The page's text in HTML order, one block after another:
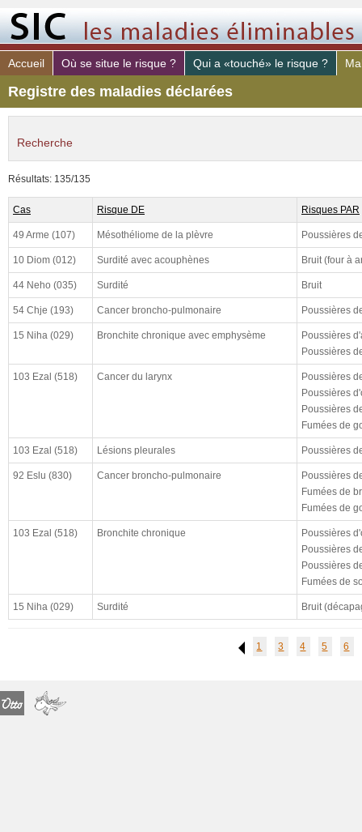
Accueil Où se situe le risque ? Qui a «touché» le risque ?
Registre des maladies déclarées
Recherche
maladie déclaré
risque PAR
poste de travail
constaté (de)
constaté (à)
declaré (de)
declaré (à)
cloturé (de)
cloturé (à)
Résultats: 135/135
Cas Risque DE Risques PAR
49 Arme (107) Mésothéliome de la plèvre Poussières
10 Diom (012) Surdité avec acouphènes Bruit (four à
44 Neho (035) Surdité Bruit
54 Chje (193) Cancer broncho-pulmonaire Poussières
15 Niha (029) Bronchite chronique avec emphysème
Poussières
Poussières
103 Ezal (518) Cancer du larynx
Poussières
Poussières
Poussières
Fumées de
103 Ezal (518) Lésions pleurales Poussières
92 Eslu (830) Cancer broncho-pulmonaire
Poussières
Fumées de
Fumées de
103 Ezal (518) Bronchite chronique
Poussières
Poussières
Poussières
Fumées de
15 Niha (029) Surdité Bruit
Previous
1 3 4 5 6